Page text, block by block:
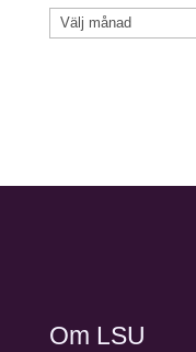
Arkiv
Om LSU